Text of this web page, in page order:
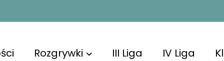
Rozgrywki III Liga IV Liga